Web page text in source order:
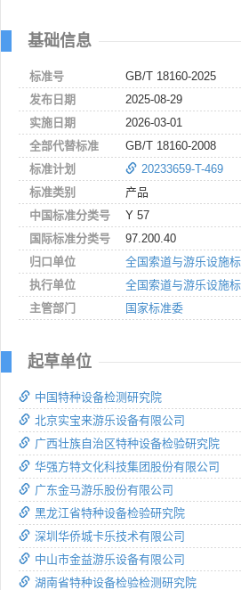
基础信息
标准号
GB/T 18160-2025
发布日期
2025-08-29
实施日期
2026-03-01
全部代替标准
GB/T 18160-2008
标准计划
20233659-T-469
标准类别
产品
中国标准分类号
Y 57
国际标准分类号
97.200.40
归口单位
全国索道与游乐设施
执行单位
全国索道与游乐设施
主管部门
国家标准委
起草单位
中国特种设备检测研究院
北京实宝来游乐设备有限公司
广西壮族自治区特种设备检验研究院
华强方特文化科技集团股份有限公司
广东金马游乐股份有限公司
黑龙江省特种设备检验研究院
深圳华侨城卡乐技术有限公司
中山市金益游乐设备有限公司
湖南省特种设备检验检测研究院